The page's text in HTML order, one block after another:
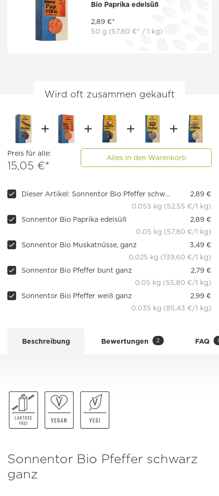
Bio Paprika edelsüß
2,89 €*
50 g (57,80 €* / 1 kg)
Wird oft zusammen gekauft
Preis für alle:
15,05 €*
Alles in den Warenkorb
Dieser Artikel: Sonnentor Bio Pfeffer schwarz ganz
2,89 €
0.055 kg (52,55 €/1 kg)
Sonnentor Bio Paprika edelsüß
2,89 €
0.05 kg (57,80 €/1 kg)
Sonnentor Bio Muskatnüsse, ganz
3,49 €
0.025 kg (139,60 €/1 kg)
Sonnentor Bio Pfeffer bunt ganz
2,79 €
0.05 kg (55,80 €/1 kg)
Sonnentor Bio Pfeffer weiß ganz
2,99 €
0.035 kg (85,43 €/1 kg)
Beschreibung Bewertungen 2 FAQ
Sonnentor Bio Pfeffer schwarz
ganz